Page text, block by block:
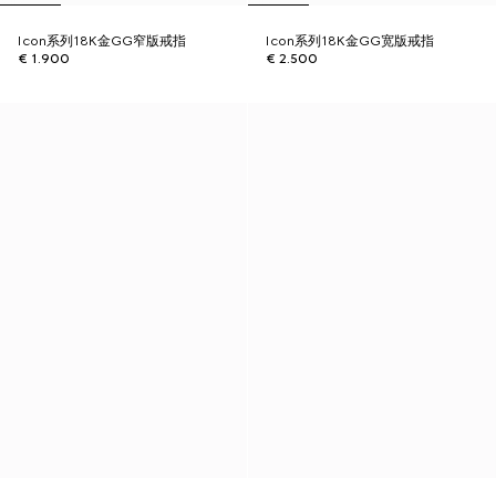
Icon系列18K金GG窄版戒指
€ 1.900
Icon系列18K金GG宽版戒指
€ 2.500